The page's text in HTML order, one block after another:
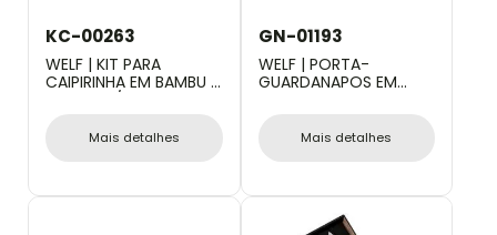
KC-00263
WELF | KIT PARA
CAIPIRINHA EM BAMBU /
MADEIRA / INOX - 0,35
Mais detalhes
GN-01193
WELF | PORTA-
GUARDANAPOS EM
Mais detalhes